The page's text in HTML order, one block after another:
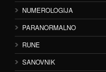
NUMEROLOGIJA
PARANORMALNO
RUNE
SANOVNIK